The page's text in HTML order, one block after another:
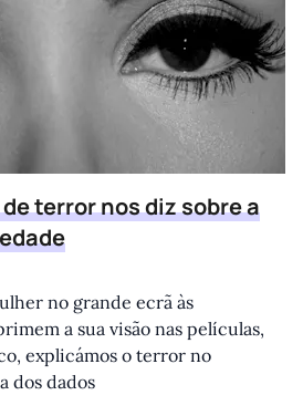
terror nos diz sobre a
no grande ecrã às
a sua visão nas películas,
explicámos o terror no
dos dados